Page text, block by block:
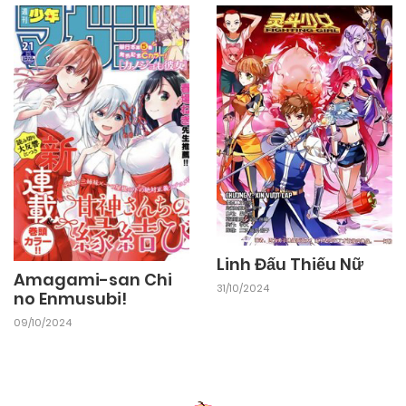
Chapter 2 17/10/2024
Chapter 1 17/10/2024
Amagami-san Chi
no Enmusubi!
09/10/2024
Linh Đấu Thiếu Nữ
31/10/2024